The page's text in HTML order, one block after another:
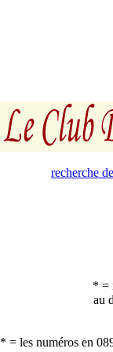
recherche
* =
au
* = les numéros en